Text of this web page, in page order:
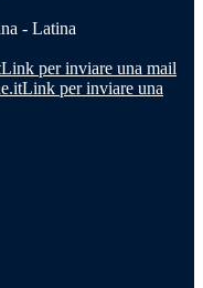
- Latina
Link per inviare una mail
Link per inviare una